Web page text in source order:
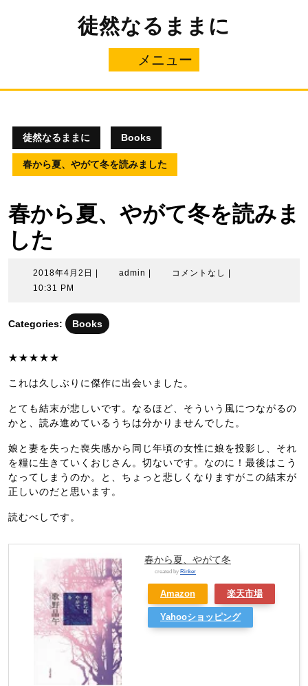
ス
徒然なるままに
メニュー
ニ
徒然なるままに Books
春から夏、やがて冬を読みました
春から夏、やがて冬を読みま
した
2018年4月2日
2018
月
2
admin adminコメントなし
10:31 PM
Categories: Books
★★★★★
これは久しぶりに傑作に出会いました。
とても結末が悲しいです。なるほど、そういう風につながるの
かと、読み進めているうちは分かりませんでした。
娘と妻を失った喪失感から同じ年頃の女性に娘を投影し、それ
を糧に生きていくおじさん。切ないです。なのに！最後はこう
なってしまうのか。と、ちょっと悲しくなりますがこの結末が
正しいのだと思います。
読むべしです。
春から夏、やがて冬
created by Rinker
Amazon 楽天市場
Yahooショッピング